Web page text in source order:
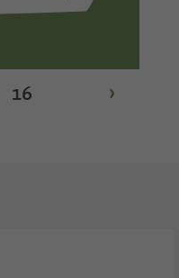
16 ›